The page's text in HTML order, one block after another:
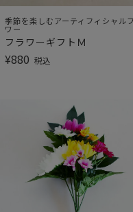
季節を楽しむアーティフィシャル
ワー
フラワーギフトＭ
¥880 税込